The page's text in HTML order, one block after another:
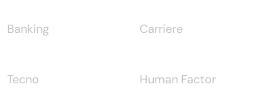
Banking
Tecno
Carriere
Human Factor